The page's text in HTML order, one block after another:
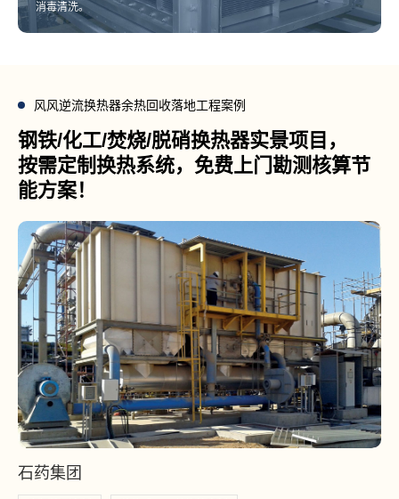
消毒清洗。
风风逆流换热器余热回收落地工程案例
钢铁/化工/焚烧/脱硝换热器实景项目，
按需定制换热系统，免费上门勘测核算节
能方案！
石药集团